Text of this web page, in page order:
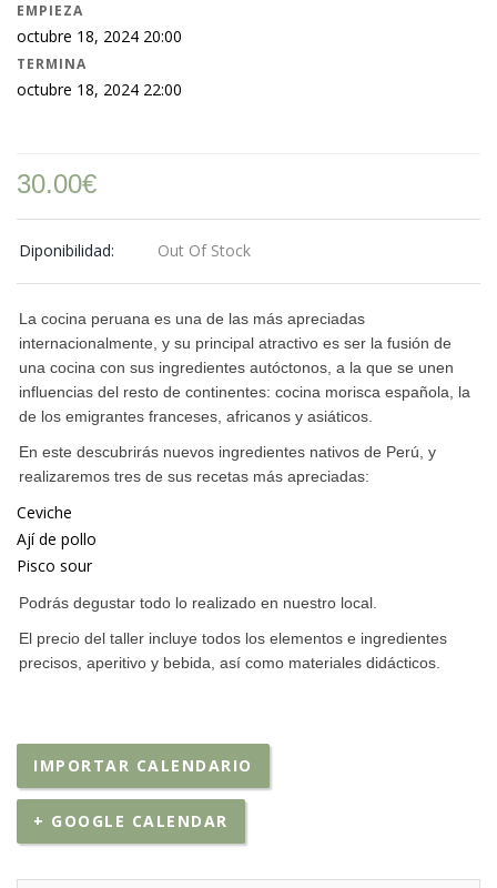
EMPIEZA
octubre 18, 2024 20:00
TERMINA
octubre 18, 2024 22:00
30.00€
Diponibilidad: Out Of Stock
La cocina peruana es una de las más apreciadas
internacionalmente, y su principal atractivo es ser la fusión de
una cocina con sus ingredientes autóctonos, a la que se unen
influencias del resto de continentes: cocina morisca española, la
de los emigrantes franceses, africanos y asiáticos.
En este descubrirás nuevos ingredientes nativos de Perú, y
realizaremos tres de sus recetas más apreciadas:
Ceviche
Ají de pollo
Pisco sour
Podrás degustar todo lo realizado en nuestro local.
El precio del taller incluye todos los elementos e ingredientes
precisos, aperitivo y bebida, así como materiales didácticos.
IMPORTAR CALENDARIO
+ GOOGLE CALENDAR